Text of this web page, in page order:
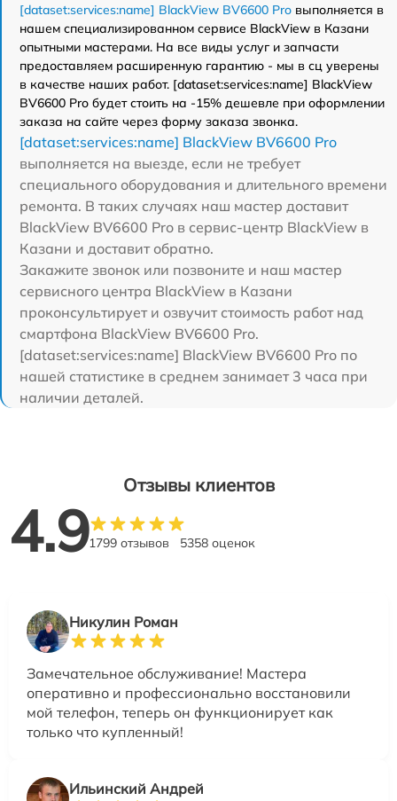
[dataset:services:name] BlackView BV6600 Pro выполняется в
нашем специализированном сервисе BlackView в Казани
опытными мастерами. На все виды услуг и запчасти
предоставляем расширенную гарантию - мы в сц уверены
в качестве наших работ. [dataset:services:name] BlackView
BV6600 Pro будет стоить на -15% дешевле при оформлении
заказа на сайте через форму заказа звонка.
[dataset:services:name] BlackView BV6600 Pro
выполняется на выезде, если не требует
специального оборудования и длительного времени
ремонта. В таких случаях наш мастер доставит
BlackView BV6600 Pro в сервис-центр BlackView в
Казани и доставит обратно.
Закажите звонок или позвоните и наш мастер
сервисного центра BlackView в Казани
проконсультирует и озвучит стоимость работ над
смартфона BlackView BV6600 Pro.
[dataset:services:name] BlackView BV6600 Pro по
нашей статистике в среднем занимает 3 часа при
наличии деталей.
Отзывы клиентов
4.91799 отзывов 5358 оценок
Никулин Роман
Замечательное обслуживание! Мастера
оперативно и профессионально восстановили
мой телефон, теперь он функционирует как
только что купленный!
Ильинский Андрей